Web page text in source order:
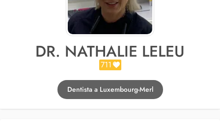
DR. NATHALIE LELEU
711
Dentista a Luxembourg-Merl